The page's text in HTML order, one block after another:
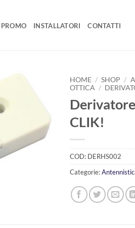
PROMO INSTALLATORI CONTATTI
AGGIUNGI
LISTA DEI
DESIDERI
HOME / SHOP /
OTTICA /
CLIK!
COD: DERHS002
Categorie: